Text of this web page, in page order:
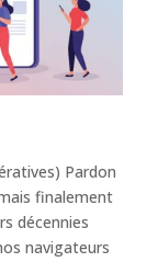
Pardon
finalement
décennies
navigateurs